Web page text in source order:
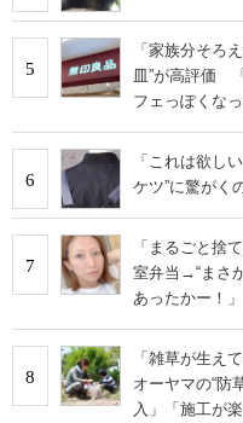
5
「家族分そろ
皿”が高評価
フェっぽくな
6
「これは欲し
ケツ”に驚がく
7
「まるごと捨
室弁当→“まさ
あったかー！」
8
「雑草が生え
オーヤマの“防
入」「施工が楽